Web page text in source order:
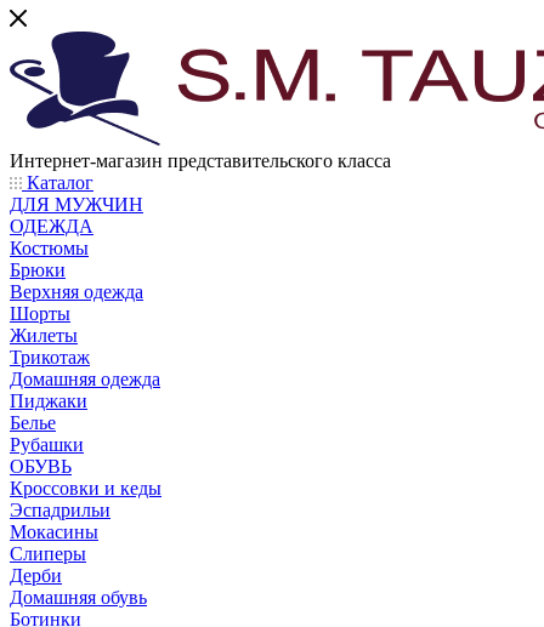
Интернет-магазин представительского класса
Каталог
ДЛЯ МУЖЧИН
ОДЕЖДА
Костюмы
Брюки
Верхняя одежда
Шорты
Жилеты
Трикотаж
Домашняя одежда
Пиджаки
Белье
Рубашки
ОБУВЬ
Кроссовки и кеды
Эспадрильи
Мокасины
Слиперы
Дерби
Домашняя обувь
Ботинки